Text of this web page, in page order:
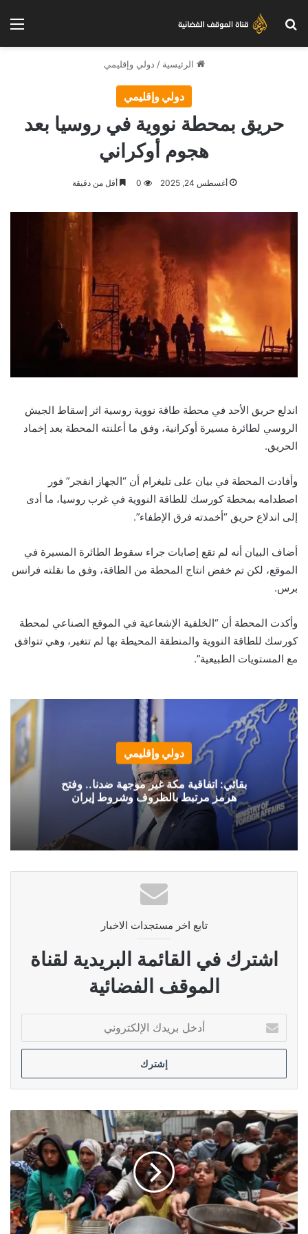
بحث عن
الرئيسية / دولي وإقليمي
دولي وإقليمي
حريق بمحطة نووية في روسيا بعد
هجوم أوكراني
أغسطس 24, 2025 0 أقل من دقيقة
اندلع حريق الأحد في محطة طاقة نووية روسية اثر إسقاط الجيش
الروسي لطائرة مسيرة أوكرانية، وفق ما أعلنته المحطة بعد إخماد
الحريق.
وأفادت المحطة في بيان على تليغرام أن “الجهاز انفجر” فور
اصطدامه بمحطة كورسك للطاقة النووية في غرب روسيا، ما أدى
إلى اندلاع حريق “أخمدته فرق الإطفاء”.
أضاف البيان أنه لم تقع إصابات جراء سقوط الطائرة المسيرة في
الموقع، لكن تم خفض انتاج المحطة من الطاقة، وفق ما نقلته فرانس
برس.
وأكدت المحطة أن “الخلفية الإشعاعية في الموقع الصناعي لمحطة
كورسك للطاقة النووية والمنطقة المحيطة بها لم تتغير، وهي تتوافق
مع المستويات الطبيعية”.
دولي وإقليمي
بقائي: اتفاقية مكة غير موجهة ضدنا.. وفتح
هرمز مرتبط بالظروف وشروط إيران
تابع اخر مستجدات الاخبار
اشترك في القائمة البريدية لقناة
الموقف الفضائية
بريدك
الإلكتروني
الخارجية
الإيرانية:
ما
يجري
في
غزة
إبادة
جماعية
بدعم